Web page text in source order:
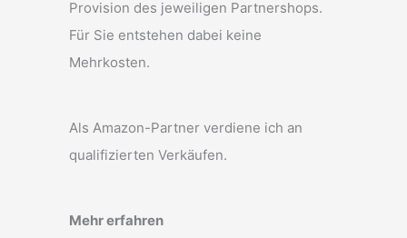
Provision des jeweiligen Partnershops.
Für Sie entstehen dabei keine
Mehrkosten.
Als Amazon-Partner verdiene ich an
qualifizierten Verkäufen.
Mehr erfahren